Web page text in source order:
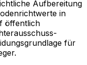
Aufbereitung
in
öffentlich
für